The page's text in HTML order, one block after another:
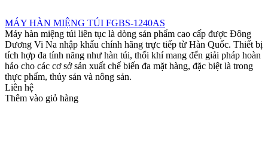
MÁY HÀN MIỆNG TÚI FGBS-1240AS
Máy hàn miệng túi liên tục là dòng sản phẩm cao cấp được Đông
Dương Vi Na nhập khẩu chính hãng trực tiếp từ Hàn Quốc. Thiết bị
tích hợp đa tính năng như hàn túi, thổi khí mang đến giải pháp hoàn
hảo cho các cơ sở sản xuất chế biến đa mặt hàng, đặc biệt là trong
thực phẩm, thủy sản và nông sản.
Liên hệ
Thêm vào giỏ hàng